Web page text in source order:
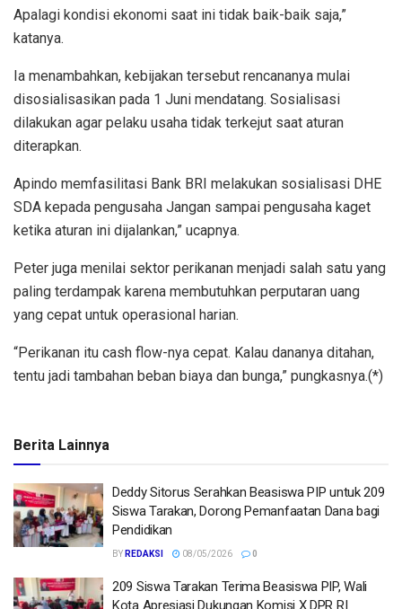
Apalagi kondisi ekonomi saat ini tidak baik-baik saja,”
katanya.
Ia menambahkan, kebijakan tersebut rencananya mulai
disosialisasikan pada 1 Juni mendatang. Sosialisasi
dilakukan agar pelaku usaha tidak terkejut saat aturan
diterapkan.
Apindo memfasilitasi Bank BRI melakukan sosialisasi DHE
SDA kepada pengusaha Jangan sampai pengusaha kaget
ketika aturan ini dijalankan,” ucapnya.
Peter juga menilai sektor perikanan menjadi salah satu yang
paling terdampak karena membutuhkan perputaran uang
yang cepat untuk operasional harian.
“Perikanan itu cash flow-nya cepat. Kalau dananya ditahan,
tentu jadi tambahan beban biaya dan bunga,” pungkasnya.(*)
Berita Lainnya
Deddy Sitorus Serahkan Beasiswa PIP untuk 209
Siswa Tarakan, Dorong Pemanfaatan Dana bagi
Pendidikan
BY REDAKSI 08/05/2026 0
209 Siswa Tarakan Terima Beasiswa PIP, Wali
Kota Apresiasi Dukungan Komisi X DPR RI